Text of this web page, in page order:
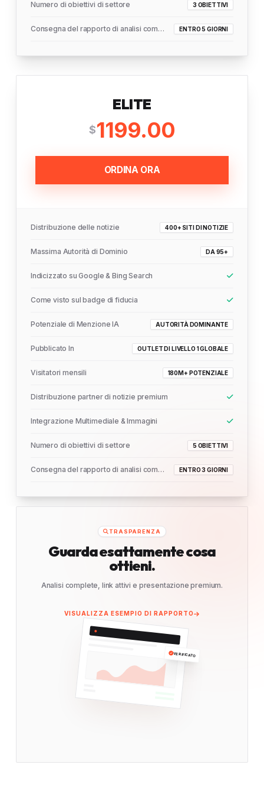
Numero di obiettivi di settore 3 OBIETTIVI
Consegna del rapporto di analisi completo ENTRO 5 GIORNI
ELITE
$1199.00
ORDINA ORA
Distribuzione delle notizie 400+ SITI DI NOTIZIE
Massima Autorità di Dominio DA 95+
Indicizzato su Google & Bing Search
Come visto sul badge di fiducia
Potenziale di Menzione IA AUTORITÀ DOMINANTE
Pubblicato In OUTLET DI LIVELLO 1 GLOBALE
Visitatori mensili 180M+ POTENZIALE
Distribuzione partner di notizie premium
Integrazione Multimediale & Immagini
Numero di obiettivi di settore 5 OBIETTIVI
Consegna del rapporto di analisi completo ENTRO 3 GIORNI
TRASPARENZA
Guarda esattamente cosa
ottieni.
Analisi complete, link attivi e presentazione premium.
VISUALIZZA ESEMPIO DI RAPPORTO
VERIFICATO